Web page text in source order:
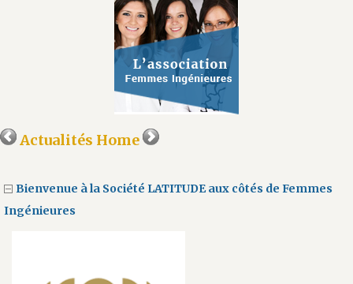
Actualités Home
Bienvenue à la Société LATITUDE aux côtés de Femmes
Ingénieures